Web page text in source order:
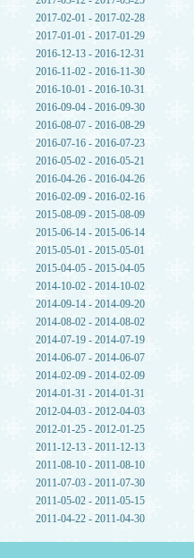
2017-02-01 - 2017-02-28
2017-01-01 - 2017-01-29
2016-12-13 - 2016-12-31
2016-11-02 - 2016-11-30
2016-10-01 - 2016-10-31
2016-09-04 - 2016-09-30
2016-08-07 - 2016-08-29
2016-07-16 - 2016-07-23
2016-05-02 - 2016-05-21
2016-04-26 - 2016-04-26
2016-02-09 - 2016-02-16
2015-08-09 - 2015-08-09
2015-06-14 - 2015-06-14
2015-05-01 - 2015-05-01
2015-04-05 - 2015-04-05
2014-10-02 - 2014-10-02
2014-09-14 - 2014-09-20
2014-08-02 - 2014-08-02
2014-07-19 - 2014-07-19
2014-06-07 - 2014-06-07
2014-02-09 - 2014-02-09
2014-01-31 - 2014-01-31
2012-04-03 - 2012-04-03
2012-01-25 - 2012-01-25
2011-12-13 - 2011-12-13
2011-08-10 - 2011-08-10
2011-07-03 - 2011-07-30
2011-05-02 - 2011-05-15
2011-04-22 - 2011-04-30